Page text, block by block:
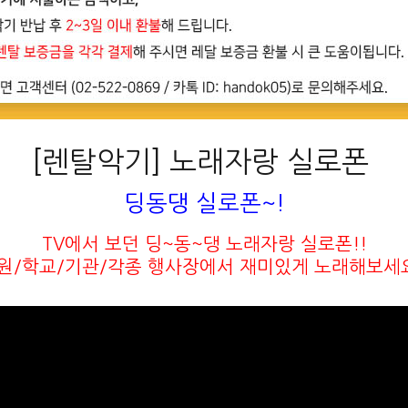
[렌탈악기] 노래자랑 실로폰
딩동댕 실로폰~!
TV에서 보던 딩~동~댕 노래자랑 실로폰!!
/학교/기관/각종 행사장에서 재미있게 노래해보세